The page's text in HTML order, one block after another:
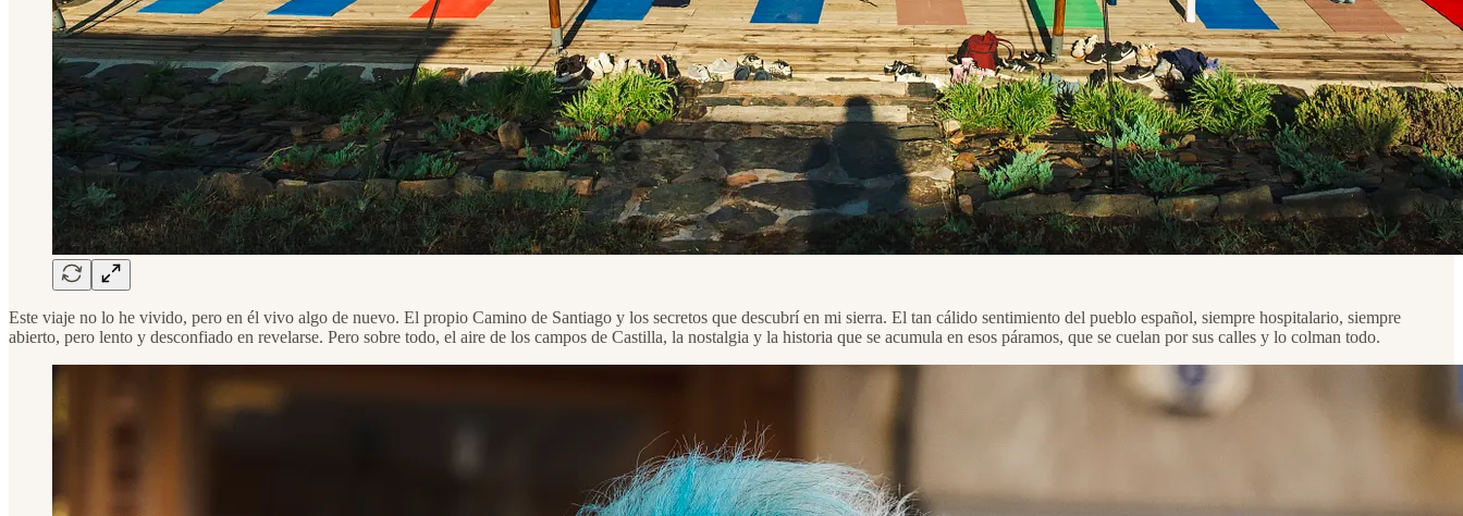
Este viaje no lo he vivido, pero en él vivo algo de nuevo. El propio Camino de Santiago y los secretos que descubrí en mi sierra. El tan cálido sentimiento del pueblo español, siempre hospitalario, siempre
abierto, pero lento y desconfiado en revelarse. Pero sobre todo, el aire de los campos de Castilla, la nostalgia y la historia que se acumula en esos páramos, que se cuelan por sus calles y lo colman todo.